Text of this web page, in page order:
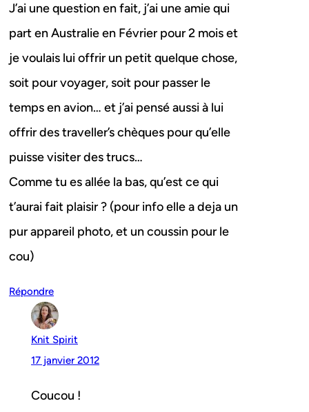
J’ai une question en fait, j’ai une amie qui
part en Australie en Février pour 2 mois et
je voulais lui offrir un petit quelque chose,
soit pour voyager, soit pour passer le
temps en avion… et j’ai pensé aussi à lui
offrir des traveller’s chèques pour qu’elle
puisse visiter des trucs…
Comme tu es allée la bas, qu’est ce qui
t’aurai fait plaisir ? (pour info elle a deja un
pur appareil photo, et un coussin pour le
cou)
Répondre
Knit Spirit
17 janvier 2012
Coucou !